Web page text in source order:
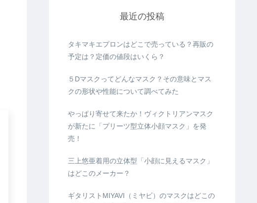
最近の投稿
タキマキエプロンはどこで売っている？再販の
予定は？定価の値段はいくら？
５Dマスクってどんなマスク？その意味とマス
クの形状や性能について調べてみた
やっぱり寄せて来たか！ヴィクトリアンマスク
が新たに「プリーツ型立体小顔マスク」を発
売！
三上悠亜着用の立体型「小顔に見えるマスク」
はどこのメーカー？
ギタリストMIYAVI（ミヤビ）のマスクはどこの